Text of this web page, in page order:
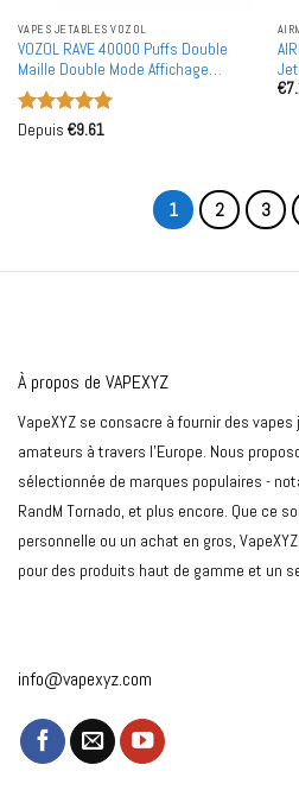
VAPES JETABLES VOZOL
VOZOL RAVE 40000 Puffs Double
Maille Double Mode Affichage
Numérique Achat en Gros 40K
Vapes Jetables Rechargeables en
Vente en Gros
Note 5sur
Depuis €9.61
€
1 2 3
À propos de VAPEXYZ
VapeXYZ se consacre à fournir des
amateurs à travers l'Europe. Nous
sélectionnée de marques populaires -
RandM Tornado, et plus encore. Que ce
personnelle ou un achat en gros,
pour des produits haut de gamme et un
info@vapexyz.com